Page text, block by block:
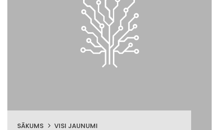
SĀKUMS VISI JAUNUMI